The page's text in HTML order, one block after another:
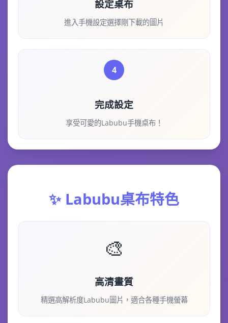
設定桌布
進入手機設定選擇剛下載的圖片
4
完成設定
享受可愛的Labubu手機桌布！
✨ Labubu桌布特色
🎨
高清畫質
精選高解析度Labubu圖片，適合各種手機螢幕